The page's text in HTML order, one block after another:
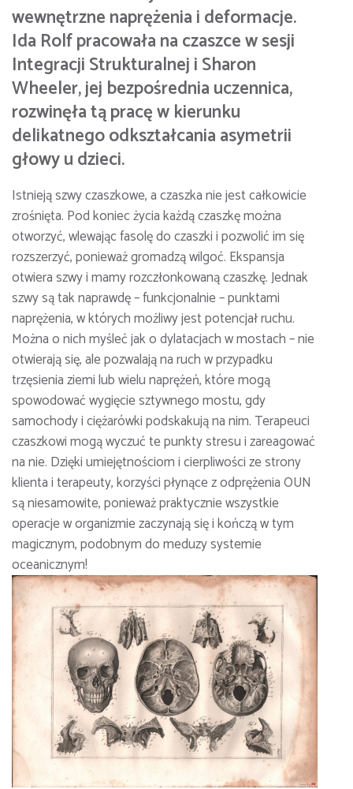
wewnętrzne naprężenia i deformacje.
Ida Rolf pracowała na czaszce w sesji
Integracji Strukturalnej i Sharon
Wheeler, jej bezpośrednia uczennica,
rozwinęła tą pracę w kierunku
delikatnego odkształcania asymetrii
głowy u dzieci.
Istnieją szwy czaszkowe, a czaszka nie jest całkowicie
zrośnięta. Pod koniec życia każdą czaszkę można
otworzyć, wlewając fasolę do czaszki i pozwolić im się
rozszerzyć, ponieważ gromadzą wilgoć. Ekspansja
otwiera szwy i mamy rozczłonkowaną czaszkę. Jednak
szwy są tak naprawdę – funkcjonalnie – punktami
naprężenia, w których możliwy jest potencjał ruchu.
Można o nich myśleć jak o dylatacjach w mostach – nie
otwierają się, ale pozwalają na ruch w przypadku
trzęsienia ziemi lub wielu naprężeń, które mogą
spowodować wygięcie sztywnego mostu, gdy
samochody i ciężarówki podskakują na nim. Terapeuci
czaszkowi mogą wyczuć te punkty stresu i zareagować
na nie. Dzięki umiejętnościom i cierpliwości ze strony
klienta i terapeuty, korzyści płynące z odprężenia OUN
są niesamowite, ponieważ praktycznie wszystkie
operacje w organizmie zaczynają się i kończą w tym
magicznym, podobnym do meduzy systemie
oceanicznym!